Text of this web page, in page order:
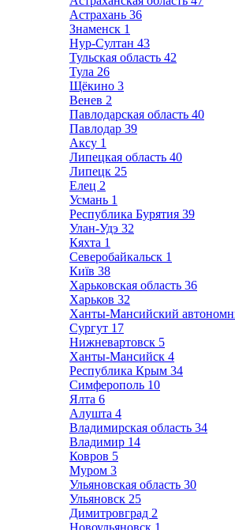
Астрахань 36
Знаменск 1
Нур-Султан 43
Тульская область 42
Тула 26
Щёкино 3
Венев 2
Павлодарская область 40
Павлодар 39
Аксу 1
Липецкая область 40
Липецк 25
Елец 2
Усмань 1
Республика Бурятия 39
Улан-Удэ 32
Кяхта 1
Северобайкальск 1
Київ 38
Харьковская область 36
Харьков 32
Ханты-Мансийский
Сургут 17
Нижневартовск 5
Ханты-Мансийск 4
Республика Крым 34
Симферополь 10
Ялта 6
Алушта 4
Владимирская область 34
Владимир 14
Ковров 5
Муром 3
Ульяновская область 30
Ульяновск 25
Димитровград 2
Новоульяновск 1